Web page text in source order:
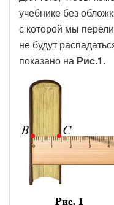
учебнике без
с которой мы
не будут
показано на Рис.1.